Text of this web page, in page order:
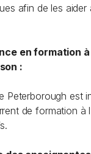
afin de les aider
en formation
:
Peterborough est
de formation à